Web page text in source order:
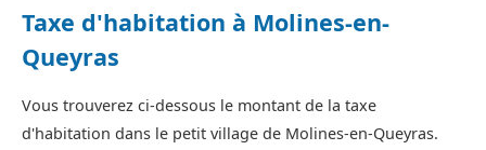
Taxe d'habitation à Molines-en-
Queyras
Vous trouverez ci-dessous le montant de la taxe
d'habitation dans le petit village de Molines-en-Queyras.